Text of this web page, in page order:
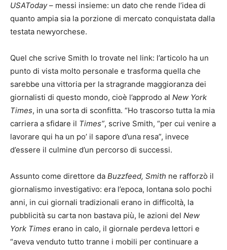
USAToday– messi insieme: un dato che rende l’idea di
quanto ampia sia la porzione di mercato conquistata dalla
testata newyorchese.
Quel che scrive Smith lo trovate nel link: l’articolo ha un
punto di vista molto personale e trasforma quella che
sarebbe una vittoria per la stragrande maggioranza dei
giornalisti di questo mondo, cioè l’approdo al New York
Times, in una sorta di sconfitta. “Ho trascorso tutta la mia
carriera a sfidare il Times”, scrive Smith, “per cui venire a
lavorare qui ha un po’ il sapore d’una resa”, invece
d’essere il culmine d’un percorso di successi.
Assunto come direttore da Buzzfeed, Smith ne rafforzò il
giornalismo investigativo: era l’epoca, lontana solo pochi
anni, in cui giornali tradizionali erano in difficoltà, la
pubblicità su carta non bastava più, le azioni del New
York Times erano in calo, il giornale perdeva lettori e
“aveva venduto tutto tranne i mobili per continuare a